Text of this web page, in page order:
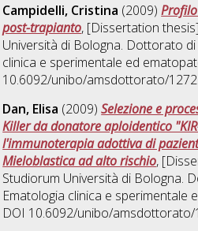
Campidelli, Cristina (2009)
post-trapianto, [Dissertation
Università di Bologna. Dottorato
clinica e sperimentale ed
10.6092/unibo/amsdottorato/1272.
Dan, Elisa (2009)Selezione e
Killer da donatore aploidentico
l'immunoterapia adottiva di
Mieloblastica ad alto rischio,
Studiorum Università di Bologna.
Ematologia clinica e sperimentale
DOI 10.6092/unibo/amsdottorato/